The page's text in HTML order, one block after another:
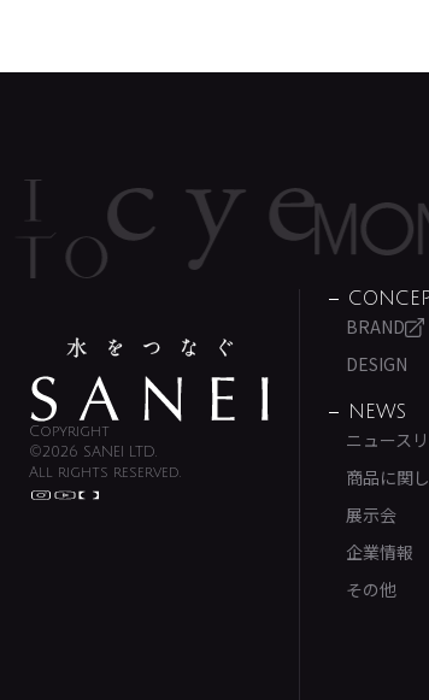
Copyright
©2026 SANEI LTD.
All rights reserved.
BRAND
DESIGN
NEWS
ニュース
商品に関
展示会
企業情報
その他